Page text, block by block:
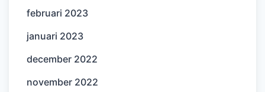
februari 2023
januari 2023
december 2022
november 2022